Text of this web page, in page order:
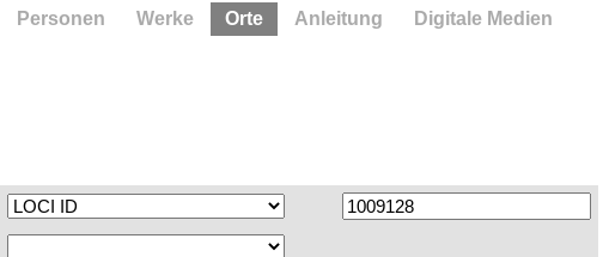
Personen Werke Orte Anleitung Digitale Medien